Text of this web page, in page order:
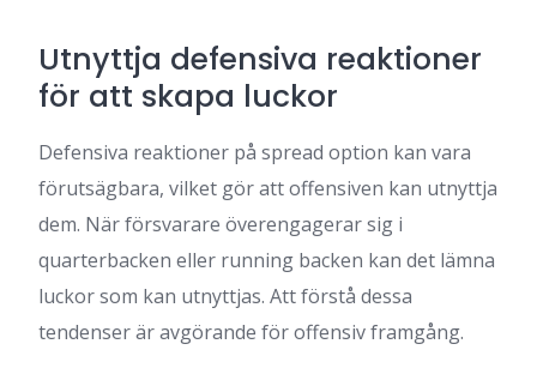
Utnyttja defensiva reaktioner
för att skapa luckor
Defensiva reaktioner på spread option kan vara
förutsägbara, vilket gör att offensiven kan utnyttja
dem. När försvarare överengagerar sig i
quarterbacken eller running backen kan det lämna
luckor som kan utnyttjas. Att förstå dessa
tendenser är avgörande för offensiv framgång.